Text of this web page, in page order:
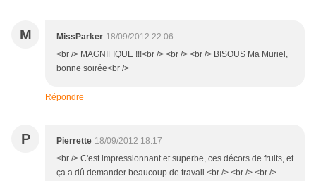
M MissParker 18/09/2012 22:06
<br /> MAGNIFIQUE !!!<br /> <br /> <br /> BISOUS Ma Muriel,
bonne soirée<br />
Répondre
P Pierrette 18/09/2012 18:17
<br /> C'est impressionnant et superbe, ces décors de fruits, et
ça a dû demander beaucoup de travail.<br /> <br /> <br />